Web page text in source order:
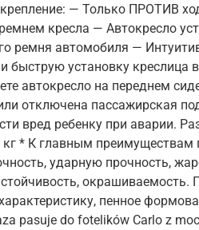
— Только ПРОТИВ
кресла — Автокресло
ремня автомобиля —
быструю установку креслица
автокресло на переднем
отключена пассажирская
вред ребенку при аварии.
* К главным преимуществам
ударную прочность,
окрашиваемость.
пенное
pasuje do fotelików Carlo z